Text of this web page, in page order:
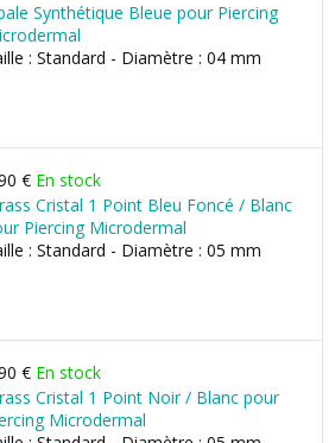
Synthétique Bleue pour Piercing
: Standard - Diamètre : 04 mm
€ En stock
Cristal 1 Point Bleu Foncé / Blanc
Piercing Microdermal
: Standard - Diamètre : 05 mm
€ En stock
Cristal 1 Point Noir / Blanc pour
Microdermal